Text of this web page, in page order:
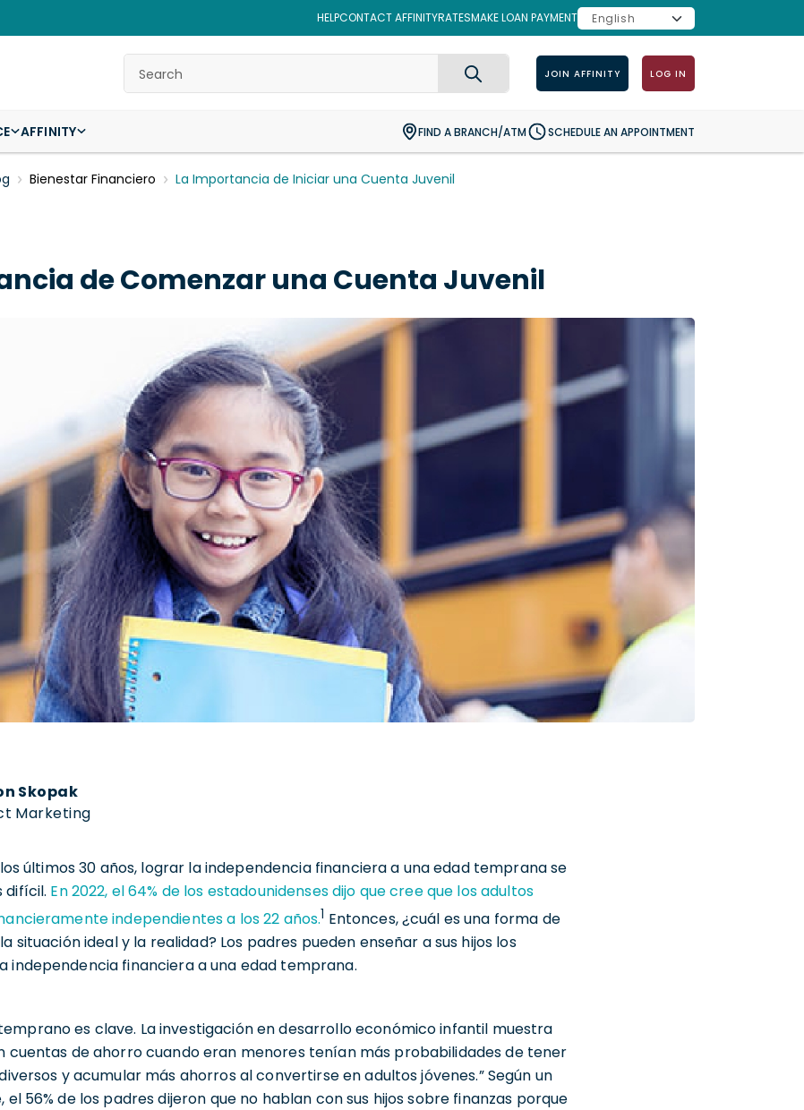
HELPCONTACT AFFINITYRATESMAKE LOAN PAYMENT
JOIN AFFINITY LOG IN
Search
AFFINITY FIND A BRANCH/ATM SCHEDULE AN APPOINTMENT
Bienestar Financiero La Importancia de Iniciar una Cuenta Juvenil
de Comenzar una Cuenta Juvenil
Skopak
Marketing
los últimos 30 años, lograr la independencia financiera a una edad temprana se
difícil. En 2022, el 64% de los estadounidenses dijo que cree que los adultos
independientes a los 22 años.1 Entonces, ¿cuál es una forma de
ideal y la realidad? Los padres pueden enseñar a sus hijos los
independencia financiera a una edad temprana.
es clave. La investigación en desarrollo económico infantil muestra
cuentas de ahorro cuando eran menores tenían más probabilidades de tener
y acumular más ahorros al convertirse en adultos jóvenes.” Según un
el 56% de los padres dijeron que no hablan con sus hijos sobre finanzas porque